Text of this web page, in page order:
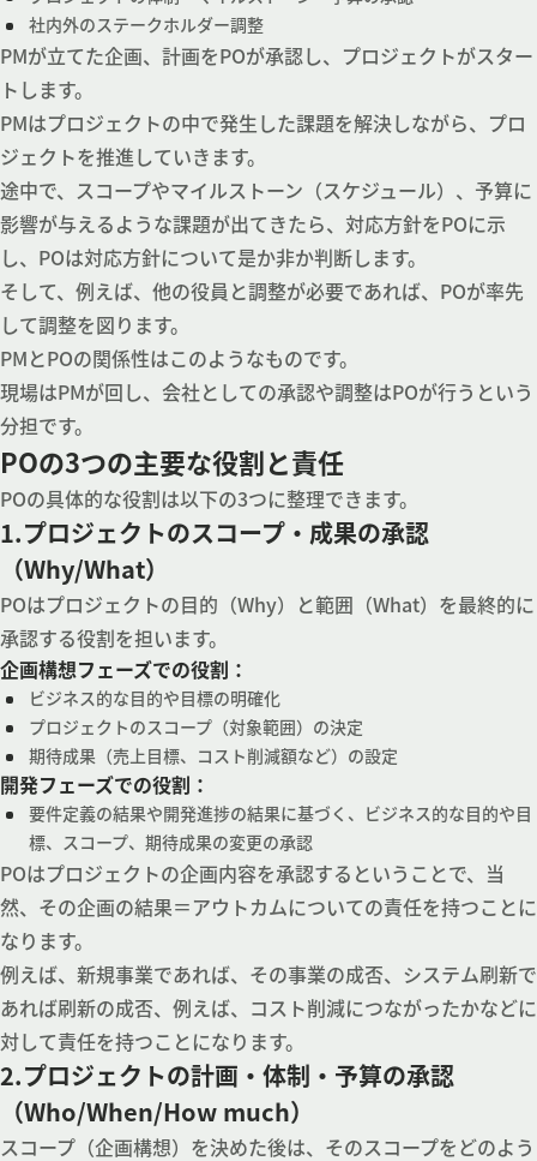
社内外のステークホルダー調整
PMが立てた企画、計画をPOが承認し、プロジェクトがスター
トします。
PMはプロジェクトの中で発生した課題を解決しながら、プロ
ジェクトを推進していきます。
途中で、スコープやマイルストーン（スケジュール）、予算に
影響が与えるような課題が出てきたら、対応方針をPOに示
し、POは対応方針について是か非か判断します。
そして、例えば、他の役員と調整が必要であれば、POが率先
して調整を図ります。
PMとPOの関係性はこのようなものです。
現場はPMが回し、会社としての承認や調整はPOが行うという
分担です。
POの3つの主要な役割と責任
POの具体的な役割は以下の3つに整理できます。
1.プロジェクトのスコープ・成果の承認
（Why/What）
POはプロジェクトの目的（Why）と範囲（What）を最終的に
承認する役割を担います。
企画構想フェーズでの役割：
ビジネス的な目的や目標の明確化
プロジェクトのスコープ（対象範囲）の決定
期待成果（売上目標、コスト削減額など）の設定
開発フェーズでの役割：
要件定義の結果や開発進捗の結果に基づく、ビジネス的な目的や目
標、スコープ、期待成果の変更の承認
POはプロジェクトの企画内容を承認するということで、当
然、その企画の結果＝アウトカムについての責任を持つことに
なります。
例えば、新規事業であれば、その事業の成否、システム刷新で
あれば刷新の成否、例えば、コスト削減につながったかなどに
対して責任を持つことになります。
2.プロジェクトの計画・体制・予算の承認
（Who/When/How much）
スコープ（企画構想）を決めた後は、そのスコープをどのよう